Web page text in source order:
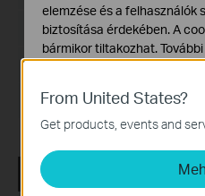
Nyelv:Angol
Fájlméret:2.53 MB
Operációs rendszer: Mac OS
From United States?
Get products, events and
elemzése és a felhasználók
biztosítása érdekében. A
bármikor tiltakozhat.
Alap Cookie-k
Ezek a cookie -k a webhely
és nem tilthatók le a
Marketing és Elemző
Az elemző cookie -k